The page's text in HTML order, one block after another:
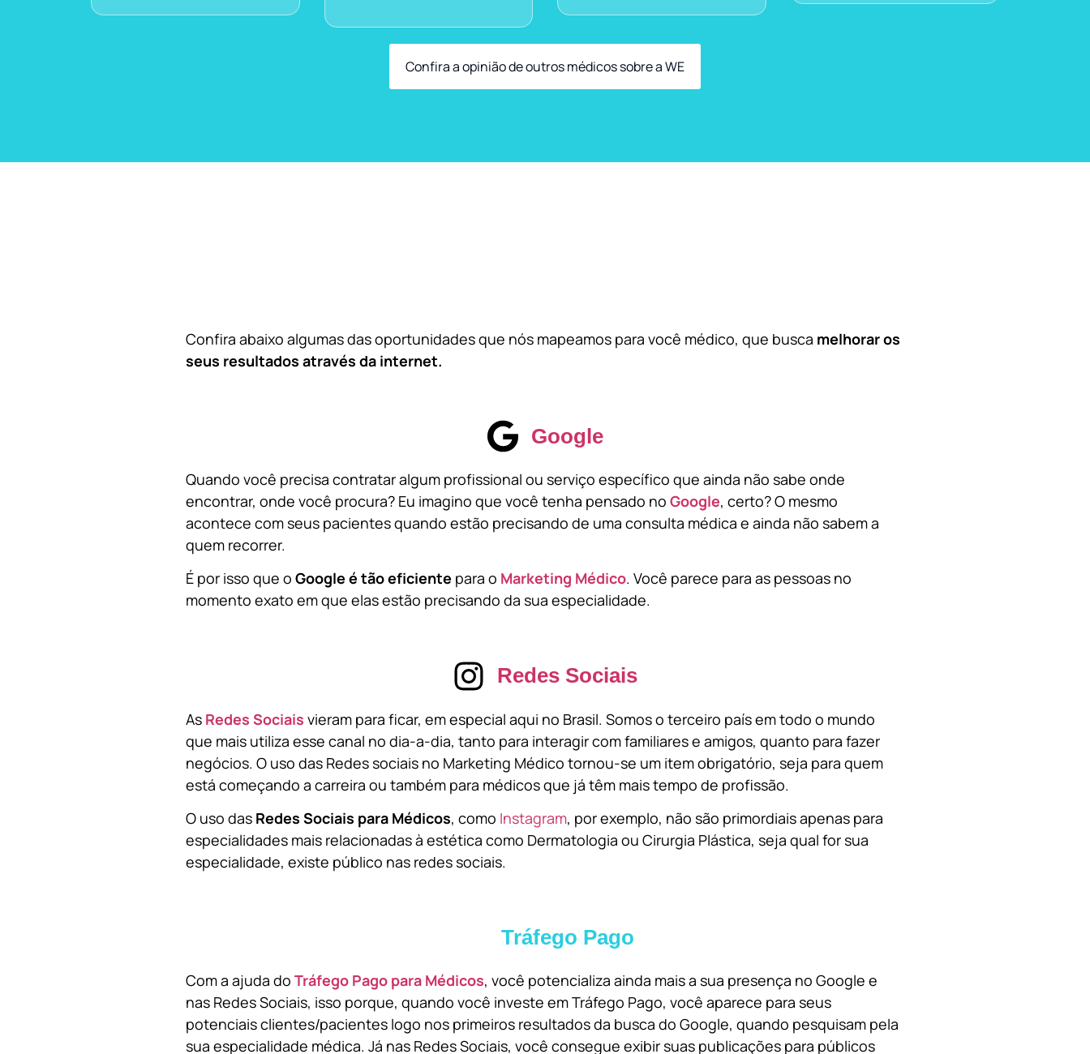
Confira a opinião de outros médicos sobre a WE
Confira abaixo algumas das oportunidades que nós mapeamos para você médico, que busca melhorar os
seus resultados através da internet.
Google
Quando você precisa contratar algum profissional ou serviço específico que ainda não sabe onde
encontrar, onde você procura? Eu imagino que você tenha pensado no Google, certo? O mesmo
acontece com seus pacientes quando estão precisando de uma consulta médica e ainda não sabem a
quem recorrer.
É por isso que o Google é tão eficiente para o Marketing Médico. Você parece para as pessoas no
momento exato em que elas estão precisando da sua especialidade.
Redes Sociais
As Redes Sociais vieram para ficar, em especial aqui no Brasil. Somos o terceiro país em todo o mundo
que mais utiliza esse canal no dia-a-dia, tanto para interagir com familiares e amigos, quanto para fazer
negócios. O uso das Redes sociais no Marketing Médico tornou-se um item obrigatório, seja para quem
está começando a carreira ou também para médicos que já têm mais tempo de profissão.
O uso das Redes Sociais para Médicos, como Instagram, por exemplo, não são primordiais apenas para
especialidades mais relacionadas à estética como Dermatologia ou Cirurgia Plástica, seja qual for sua
especialidade, existe público nas redes sociais.
Tráfego Pago
Com a ajuda do Tráfego Pago para Médicos, você potencializa ainda mais a sua presença no Google e
nas Redes Sociais, isso porque, quando você investe em Tráfego Pago, você aparece para seus
potenciais clientes/pacientes logo nos primeiros resultados da busca do Google, quando pesquisam pela
sua especialidade médica. Já nas Redes Sociais, você consegue exibir suas publicações para públicos